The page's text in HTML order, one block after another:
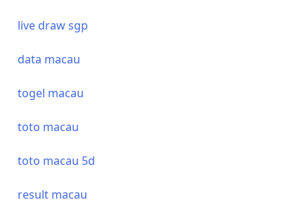
live draw sgp
data macau
togel macau
toto macau
toto macau 5d
result macau